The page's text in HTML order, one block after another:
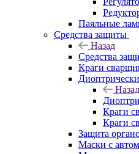
Паяльные
Средства защиты
Назад
Средства
Краги
Назад
Краги
Краги
Защита
Маски с